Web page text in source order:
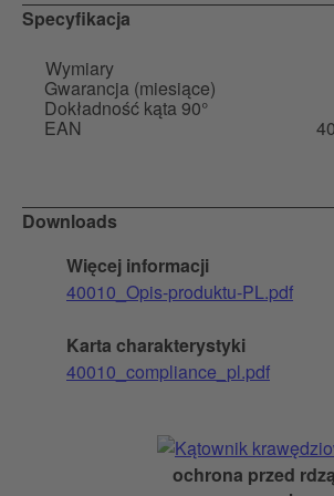
Specyfikacja
Wymiary
Gwarancja (miesiące)
Dokładność kąta 90°
EAN
Downloads
Więcej informacji
40010_Opis-produktu-PL.pdf
Karta charakterystyki
40010_compliance_pl.pdf
ochrona przed